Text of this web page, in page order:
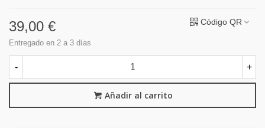
39,00 €
Entregado en 2 a 3 días
Código QR
- +
Añadir al carrito